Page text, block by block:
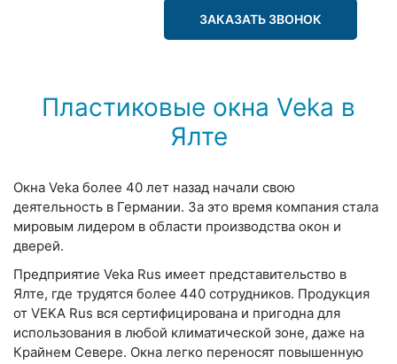
ЗАКАЗАТЬ ЗВОНОК
Пластиковые окна Veka в
Ялте
Окна Veka более 40 лет назад начали свою
деятельность в Германии. За это время компания стала
мировым лидером в области производства окон и
дверей.
Предприятие Veka Rus имеет представительство в
Ялте, где трудятся более 440 сотрудников. Продукция
от VEKA Rus вся сертифицирована и пригодна для
использования в любой климатической зоне, даже на
Крайнем Севере. Окна легко переносят повышенную